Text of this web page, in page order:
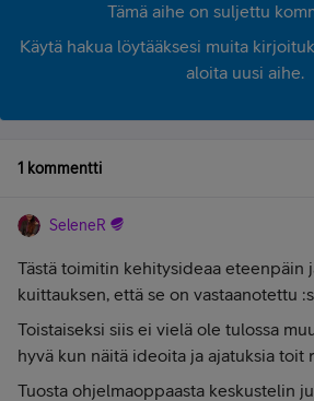
Tämä aihe on suljettu
Käytä hakua löytääksesi muita
aloita uusi aihe.
1 kommentti
SeleneR
Tästä toimitin kehitysideaa eteenpäin
kuittauksen, että se on vastaanotettu
Toistaiseksi siis ei vielä ole tulossa
hyvä kun näitä ideoita ja ajatuksia toit
Tuosta ohjelmaoppaasta keskustelin